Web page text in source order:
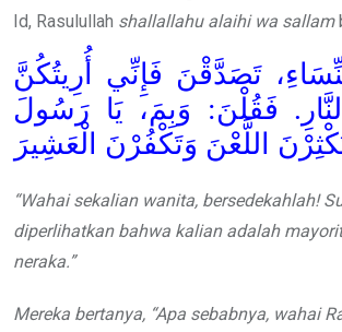
Id, Rasulullah shallallahu alaihi wa sallam
تَصَدَّقْنَ فَإِنِّي أُرِيتُكُنَّ
فَقُلْنَ: وَبِمَ، يَا رَسُولَ
اللَّعْنَ وَتَكْفُرْنَ الْعَشِيرَ
“Wahai sekalian wanita, bersedekahlah!
diperlihatkan bahwa kalian adalah
neraka.”
Mereka bertanya, “Apa sebabnya, wahai